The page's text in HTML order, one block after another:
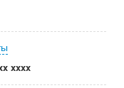
xxxx